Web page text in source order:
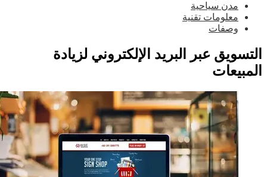
مدن سياحية
معلومات تقنية
وصفات
عبر البريد الإلكتروني لزيادة